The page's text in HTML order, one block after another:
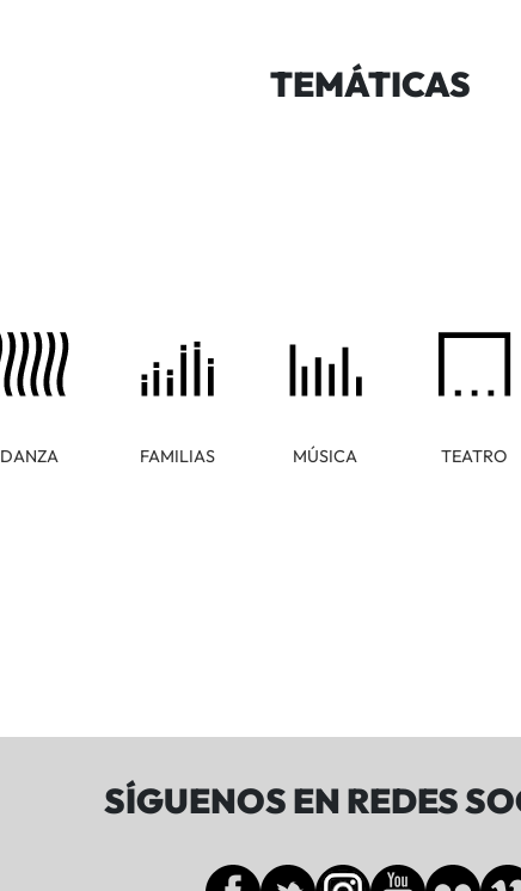
TEMÁTICAS
DANZA FAMILIAS MÚSICA TEATRO
SÍGUENOS EN REDES